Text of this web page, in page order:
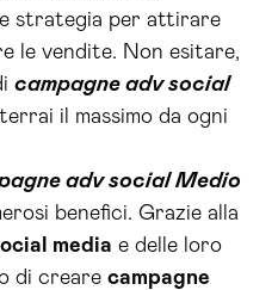
strategia per attirare
le vendite. Non esitare,
campagne adv social
il massimo da ogni
adv social Medio
benefici. Grazie alla
media e delle loro
di creare campagne